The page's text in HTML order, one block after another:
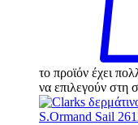
το προϊόν έχει
να επιλεγούν στη